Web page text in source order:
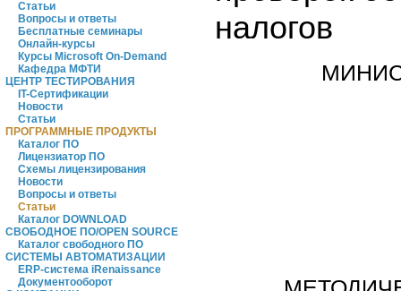
Статьи
Вопросы и ответы
Бесплатные семинары
Онлайн-курсы
Курсы Microsoft On-Demand
Кафедра МФТИ
ЦЕНТР ТЕСТИРОВАНИЯ
IT-Сертификации
Новости
Статьи
ПРОГРАММНЫЕ ПРОДУКТЫ
Каталог ПО
Лицензиатор ПО
Схемы лицензирования
Новости
Вопросы и ответы
Статьи
Каталог DOWNLOAD
СВОБОДНОЕ ПО/OPEN SOURCE
Каталог свободного ПО
СИСТЕМЫ АВТОМАТИЗАЦИИ
ERP-система iRenaissance
Документооборот
налогов